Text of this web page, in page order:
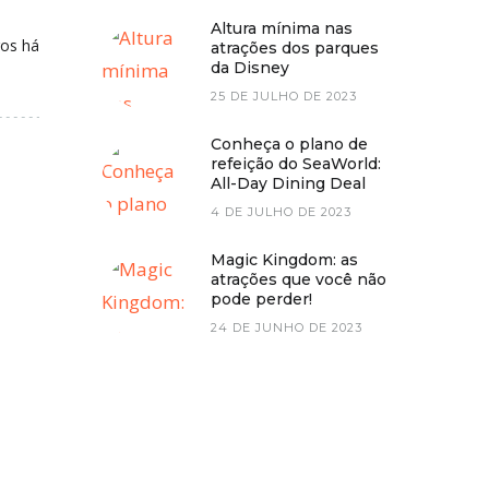
há
Altura mínima nas
atrações dos parques
da Disney
25 DE JULHO DE 2023
Conheça o plano de
refeição do SeaWorld:
All-Day Dining Deal
4 DE JULHO DE 2023
Magic Kingdom: as
atrações que você não
pode perder!
24 DE JUNHO DE 2023